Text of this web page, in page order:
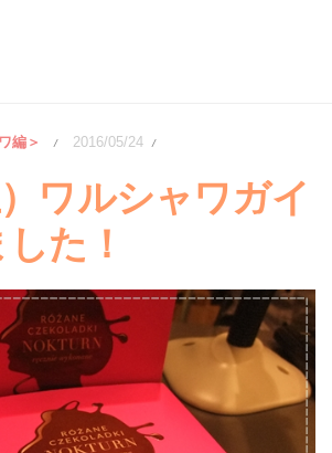
編＞ / 2016/05/24 /
ワルシャワガイ
た！